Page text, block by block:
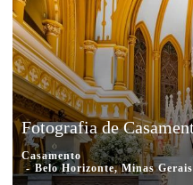
Casamento
Belo Horizonte, Minas Gerais